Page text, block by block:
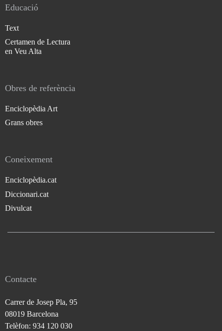
Educació
Text
Certamen de Lectura
en Veu Alta
Obres de referència
Enciclopèdia Art
Grans obres
Coneixement
Enciclopèdia.cat
Diccionari.cat
Divulcat
Contacte
Carrer de Josep Pla, 95
08019 Barcelona
Telèfon: 934 120 030